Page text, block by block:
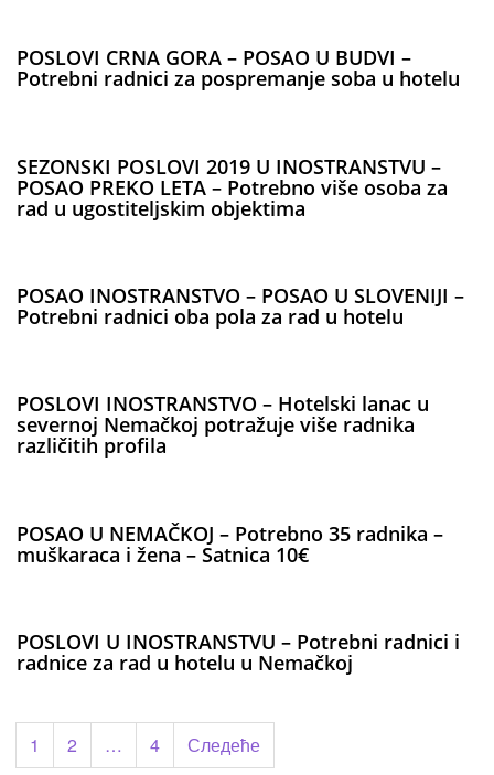
POSLOVI CRNA GORA – POSAO U BUDVI –
Potrebni radnici za pospremanje soba u hotelu
SEZONSKI POSLOVI 2019 U INOSTRANSTVU –
POSAO PREKO LETA – Potrebno više osoba za
rad u ugostiteljskim objektima
POSAO INOSTRANSTVO – POSAO U SLOVENIJI –
Potrebni radnici oba pola za rad u hotelu
POSLOVI INOSTRANSTVO – Hotelski lanac u
severnoj Nemačkoj potražuje više radnika
različitih profila
POSAO U NEMAČKOJ – Potrebno 35 radnika –
muškaraca i žena – Satnica 10€
POSLOVI U INOSTRANSTVU – Potrebni radnici i
radnice za rad u hotelu u Nemačkoj
Пагинација
чланака
1 2 … 4 Следеће